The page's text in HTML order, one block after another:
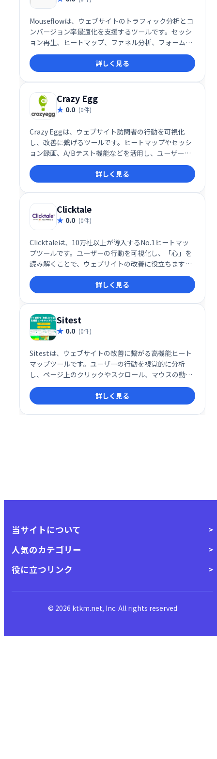
Mouseflowは、ウェブサイトのトラフィック分析とコ
ンバージョン率最適化を支援するツールです。セッシ
ョン再生、ヒートマップ、ファネル分析、フォーム分
析、ユーザーフィードバック機能により、顧客行動を
詳細に把握し、ウェブサイトの改善点を特定できま
す。ボトルネックの解消とコンバージョン率向上を実
現します。
詳しく見る
Crazy Egg
0.0 (0件)
Crazy Eggは、ウェブサイト訪問者の行動を可視化
し、改善に繋げるツールです。ヒートマップやセッシ
ョン録画、A/Bテスト機能などを活用し、ユーザーの
動向を分析することで、ウェブサイトの改善点を見つ
け出し、コンバージョン率向上を実現します。 ウェブ
サイトの課題を明らかにし、効果的な改善策を導き出
すための強力な武器となります。
詳しく見る
Clicktale
0.0 (0件)
Clicktaleは、10万社以上が導入するNo.1ヒートマッ
プツールです。ユーザーの行動を可視化し、「心」を
読み解くことで、ウェブサイトの改善に役立ちます。
ユーザーのクリックやスクロール、マウスの動きを詳
細に分析し、UX向上のための重要なインサイトを提供
します。
詳しく見る
Sitest
0.0 (0件)
Sitestは、ウェブサイトの改善に繋がる高機能ヒート
マップツールです。ユーザーの行動を視覚的に分析
し、ページ上のクリックやスクロール、マウスの動き
を詳細に把握できます。これにより、ユーザビリティ
の向上やコンバージョン率の改善に役立ちます。ウェ
ブサイトの課題を明確化し、効果的な改善策を導き出
したい方におすすめです。
詳しく見る
当サイトについて
人気のカテゴリー
役に立つリンク
© 2026 ktkm.net, Inc. All rights reserved